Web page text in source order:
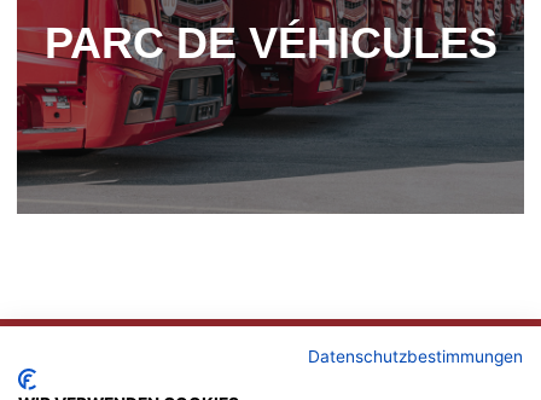
PARC DE VÉHI­CULES
CONTACT Datenschutzbestimmungen